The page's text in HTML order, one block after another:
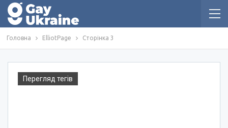
Головна ElliotPage Сторінка 3
Перегляд тегів